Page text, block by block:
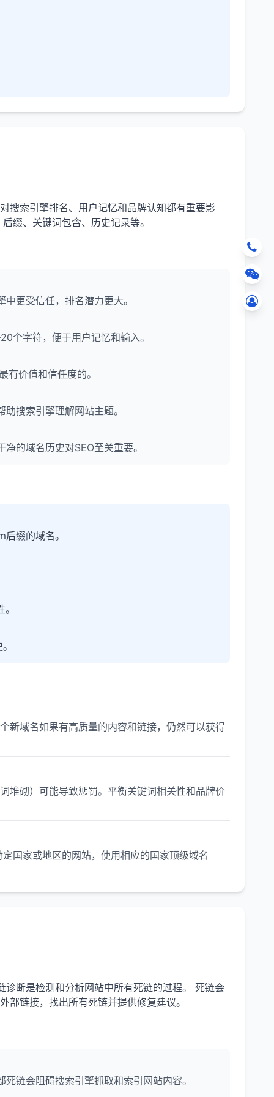
搜索引擎排名、用户记忆和品牌认知都有重要影
缀、关键词包含、历史记录等。
更受信任，排名潜力更大。
个字符，便于用户记忆和输入。
价值和信任度的。
搜索引擎理解网站主题。
的域名历史对SEO至关重要。
缀的域名。
新域名如果有高质量的内容和链接，仍然可以获得
堆砌）可能导致惩罚。平衡关键词相关性和品牌价
国家或地区的网站，使用相应的国家顶级域名
断是检测和分析网站中所有死链的过程。 死链会
部链接，找出所有死链并提供修复建议。
链会阻碍搜索引擎抓取和索引网站内容。